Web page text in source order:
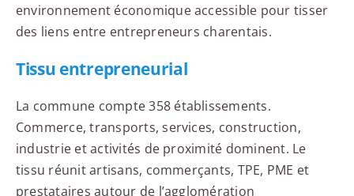
environnement économique accessible pour tisser
des liens entre entrepreneurs charentais.
Tissu entrepreneurial
La commune compte 358 établissements.
Commerce, transports, services, construction,
industrie et activités de proximité dominent. Le
tissu réunit artisans, commerçants, TPE, PME et
prestataires autour de l’agglomération